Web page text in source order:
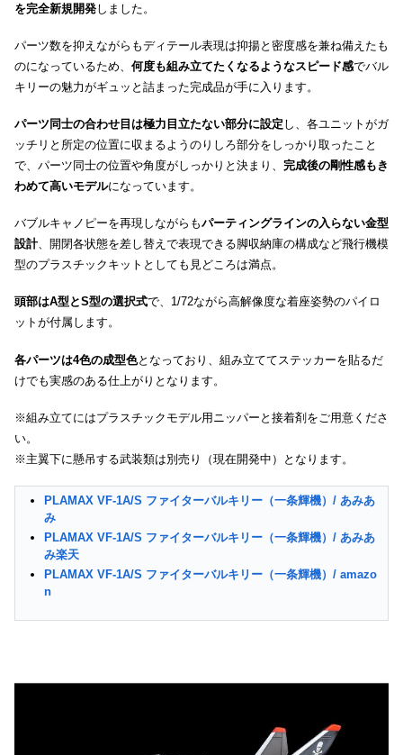
を完全新規開発しました。
パーツ数を抑えながらもディテール表現は抑揚と密度感を兼ね備えたも
のになっているため、 何度も組み立てたくなるようなスピード感でバル
キリーの魅力がギュッと詰まった完成品が手に入ります。
パーツ同士の合わせ目は極力目立たない部分に設定 し、各ユニットがガ
ッチリと所定の位置に収まるようのりしろ部分をしっかり取ったこと
で、パーツ同士の位置や角度がしっかりと決まり、 完成後の剛性感もき
わめて高いモデルになっています。
バブルキャノピーを再現しながらもパーティングラインの入らない金型
設計、開閉各状態を差し替えで表現できる脚収納庫の構成など飛行機模
型のプラスチックキットとしても見どころは満点。
頭部はA型とS型の選択式で、1/72ながら高解像度な着座姿勢のパイロ
ットが付属します。
各パーツは4色の成型色となっており、組み立ててステッカーを貼るだ
けでも実感のある仕上がりとなります。
※組み立てにはプラスチックモデル用ニッパーと接着剤をご用意くださ
い。
※主翼下に懸吊する武装類は別売り（現在開発中）となります。
PLAMAX VF-1A/S ファイターバルキリー（一条輝機）/ あみあ
み
PLAMAX VF-1A/S ファイターバルキリー（一条輝機）/ あみあ
み楽天
PLAMAX VF-1A/S ファイターバルキリー（一条輝機）/ amazo
n